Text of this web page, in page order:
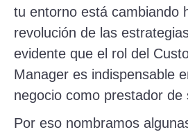
tu entorno está cambiando
revolución de las
evidente que el rol del
Manager es indispensable
negocio como prestador de
Por eso nombramos